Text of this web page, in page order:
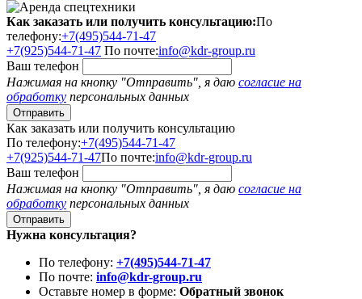
Как заказать или получить консультацию:По
телефону:+7(495)544-71-47
+7(925)544-71-47 По почте:info@kdr-group.ru
Ваш телефон
Нажимая на кнопку "Отправить", я даю согласие на
обработку персональных данных
Как заказать или получить консультацию
По телефону:+7(495)544-71-47
+7(925)544-71-47По почте:info@kdr-group.ru
Ваш телефон
Нажимая на кнопку "Отправить", я даю согласие на
обработку персональных данных
Нужна консультация?
По телефону: +7(495)544-71-47
По почте: info@kdr-group.ru
Оставьте номер в форме: Обратный звонок